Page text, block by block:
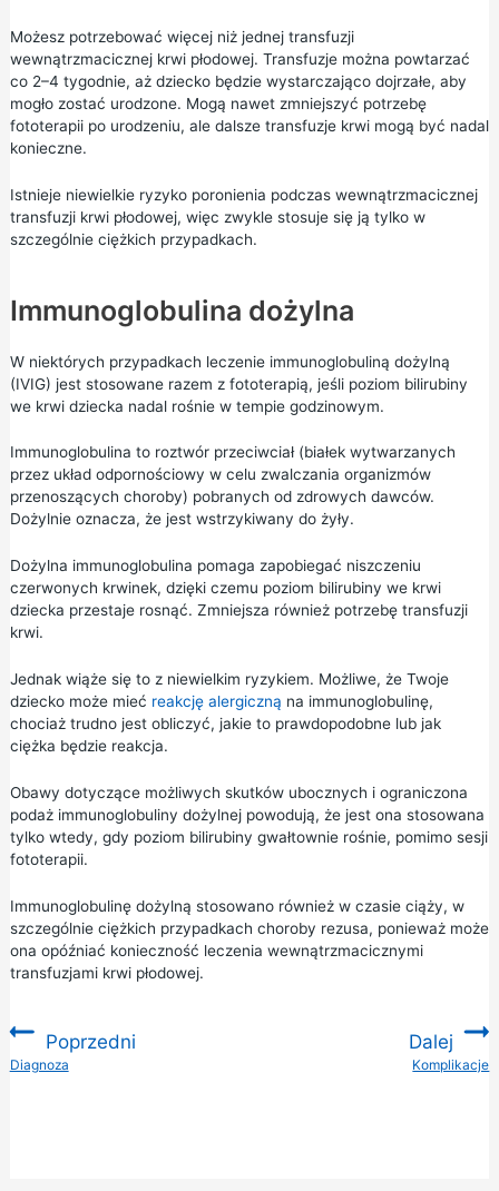
Możesz potrzebować więcej niż jednej transfuzji
wewnątrzmacicznej krwi płodowej. Transfuzje można powtarzać
co 2–4 tygodnie, aż dziecko będzie wystarczająco dojrzałe, aby
mogło zostać urodzone. Mogą nawet zmniejszyć potrzebę
fototerapii po urodzeniu, ale dalsze transfuzje krwi mogą być nadal
konieczne.
Istnieje niewielkie ryzyko poronienia podczas wewnątrzmacicznej
transfuzji krwi płodowej, więc zwykle stosuje się ją tylko w
szczególnie ciężkich przypadkach.
Immunoglobulina dożylna
W niektórych przypadkach leczenie immunoglobuliną dożylną
(IVIG) jest stosowane razem z fototerapią, jeśli poziom bilirubiny
we krwi dziecka nadal rośnie w tempie godzinowym.
Immunoglobulina to roztwór przeciwciał (białek wytwarzanych
przez układ odpornościowy w celu zwalczania organizmów
przenoszących choroby) pobranych od zdrowych dawców.
Dożylnie oznacza, że jest wstrzykiwany do żyły.
Dożylna immunoglobulina pomaga zapobiegać niszczeniu
czerwonych krwinek, dzięki czemu poziom bilirubiny we krwi
dziecka przestaje rosnąć. Zmniejsza również potrzebę transfuzji
krwi.
Jednak wiąże się to z niewielkim ryzykiem. Możliwe, że Twoje
dziecko może mieć reakcję alergiczną na immunoglobulinę,
chociaż trudno jest obliczyć, jakie to prawdopodobne lub jak
ciężka będzie reakcja.
Obawy dotyczące możliwych skutków ubocznych i ograniczona
podaż immunoglobuliny dożylnej powodują, że jest ona stosowana
tylko wtedy, gdy poziom bilirubiny gwałtownie rośnie, pomimo sesji
fototerapii.
Immunoglobulinę dożylną stosowano również w czasie ciąży, w
szczególnie ciężkich przypadkach choroby rezusa, ponieważ może
ona opóźniać konieczność leczenia wewnątrzmacicznymi
transfuzjami krwi płodowej.
Poprzedni
:Diagnoza
Dalej
Komplikacje